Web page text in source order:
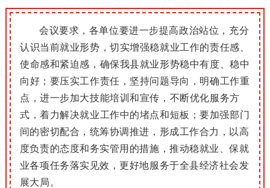
会议要求，各单位要进一步提高政治站位，充分
认识当前就业形势，切实增强稳就业工作的责任感、
使命感和紧迫感，确保我县就业形势稳中有度、稳中
向好；要压实工作责任，坚持问题导向，明确工作重
点，进一步加大技能培训和宣传，不断优化服务方
式，着力解决就业工作中的堵点和短板；要加强部门
间的密切配合，统筹协调推进，形成工作合力，以高
度负责的态度和务实管用的措施，推动稳就业、保就
业各项任务落实见效，更好地服务于全县经济社会发
展大局。